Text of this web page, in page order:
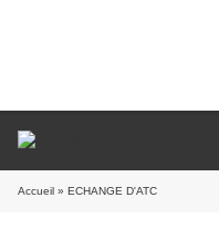
Accueil » ECHANGE D'ATC